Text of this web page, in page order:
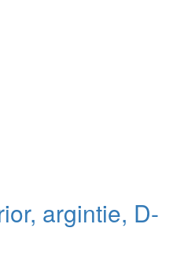
argintie, D-